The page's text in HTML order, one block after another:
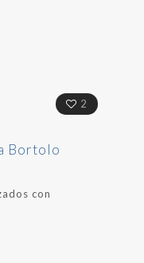
2
Bortolo
con